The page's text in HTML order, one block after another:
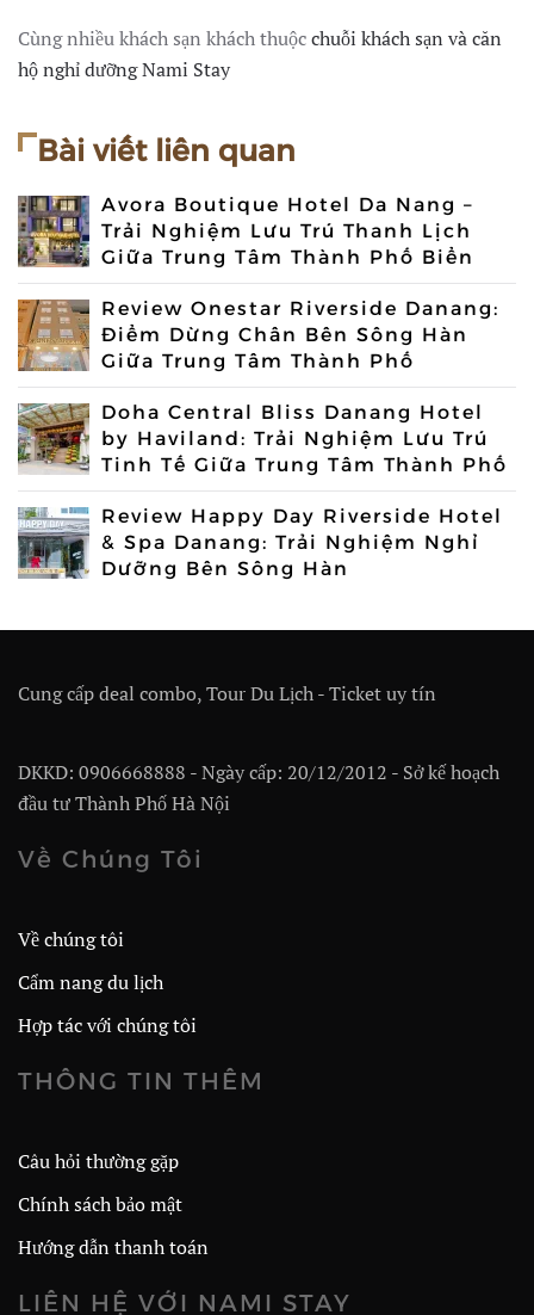
Cùng nhiều khách sạn khách thuộcchuỗi khách sạn và căn
hộ nghỉ dưỡng Nami Stay
Bài viết liên quan
Avora Boutique Hotel Da Nang –
Trải Nghiệm Lưu Trú Thanh Lịch
Giữa Trung Tâm Thành Phố Biển
Review Onestar Riverside Danang:
Điểm Dừng Chân Bên Sông Hàn
Giữa Trung Tâm Thành Phố
Doha Central Bliss Danang Hotel
by Haviland: Trải Nghiệm Lưu Trú
Tinh Tế Giữa Trung Tâm Thành Phố
Review Happy Day Riverside Hotel
& Spa Danang: Trải Nghiệm Nghỉ
Dưỡng Bên Sông Hàn
Cung cấp deal combo, Tour Du Lịch - Ticket uy tín
DKKD: 0906668888 - Ngày cấp: 20/12/2012 - Sở kế hoạch
đầu tư Thành Phố Hà Nội
Về Chúng Tôi
Về chúng tôi
Cẩm nang du lịch
Hợp tác với chúng tôi
THÔNG TIN THÊM
Câu hỏi thường gặp
Chính sách bảo mật
Hướng dẫn thanh toán
LIÊN HỆ VỚI NAMI STAY